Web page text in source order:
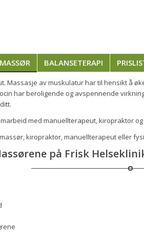
MASSØR BALANSETERAPI
av muskulatur har til hensikt å
har beroligende og avspennende
med manuellterapeut, kiropraktor
kiropraktor, manuellterapeut eller
på Frisk